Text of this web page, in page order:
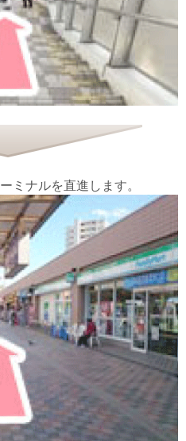
ミナルを直進します。